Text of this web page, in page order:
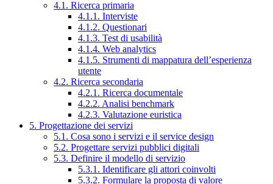
4.1. Ricerca primaria
4.1.1. Interviste
4.1.2. Questionari
4.1.3. Test di usabilità
4.1.4. Web analytics
4.1.5. Strumenti di mappatura dell’esperienza
utente
4.2. Ricerca secondaria
4.2.1. Ricerca documentale
4.2.2. Analisi benchmark
4.2.3. Valutazione euristica
5. Progettazione dei servizi
5.1. Cosa sono i servizi e il service design
5.2. Progettare servizi pubblici digitali
5.3. Definire il modello di servizio
5.3.1. Identificare gli attori coinvolti
5.3.2. Formulare la proposta di valore